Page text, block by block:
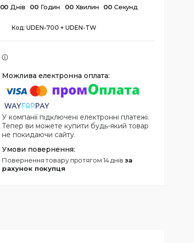
00 Днів 00 Годин 00 Хвилин 00 Секунд
Код: UDEN-700 + UDEN-TW
У компанії підключені електронні платежі.
Тепер ви можете купити будь-який товар
не покидаючи сайту.
повернення товару протягом 14 днів за
рахунок покупця